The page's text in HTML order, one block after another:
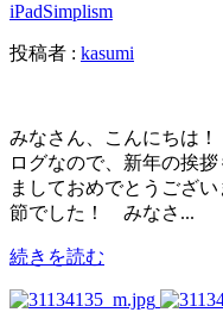
iPadSimplism
投稿者 : kasumi
みなさん、こんにちは
ログなので、新年の挨
ましておめでとうござ
節でした！ みなさ...
続きを読む